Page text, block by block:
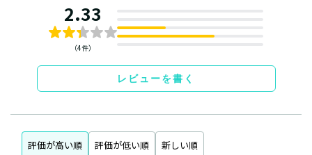
2.33
（4件）
レビューを書く
評価が高い順 評価が低い順 新しい順